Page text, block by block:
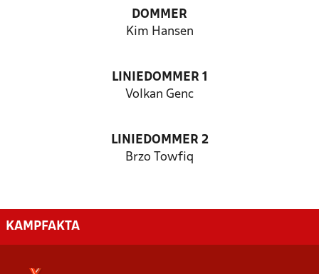
DOMMER
Kim Hansen
LINIEDOMMER 1
Volkan Genc
LINIEDOMMER 2
Brzo Towfiq
KAMPFAKTA